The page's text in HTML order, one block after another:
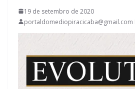
19 de setembro de 2020
portaldomediopiracicaba@gmail.com